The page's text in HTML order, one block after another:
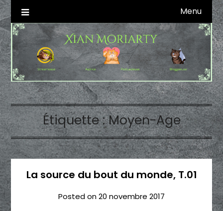
Skip
to
content
Xian Moriarty
Autrice SFFF & Blogueuse & Streameuse Menu
Étiquette :Moyen-Age
La source du bout du monde, T.01
Posted on20 novembre 2017